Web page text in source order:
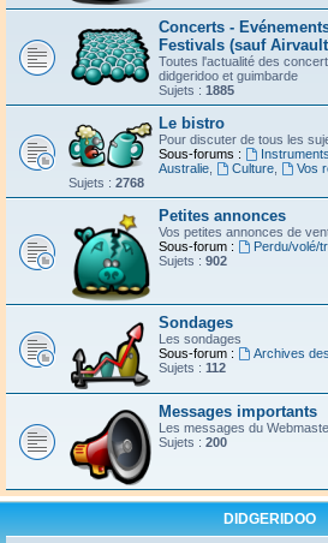
Concerts -
Festivals (sauf
Toutes l'actualité des
didgeridoo et guimbarde
Sujets : 1885
Le bistro
Pour discuter de tous les
Sous-forums :
Australie
Culture,
Vos
Sujets : 2768
Petites annonces
Vos petites annonces de
Sous-forum :
Perdu/volé/
Sujets : 902
Sondages
Les sondages
Sous-forum :
Archives
Sujets : 112
Messages importants
Les messages du
Sujets : 200
DIDGERIDOO